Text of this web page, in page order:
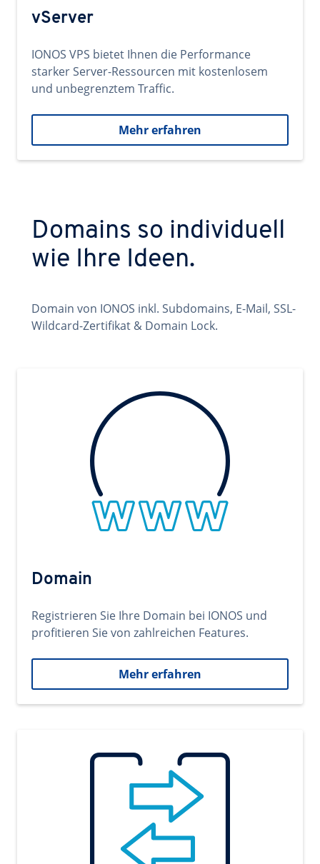
vServer
IONOS VPS bietet Ihnen die Performance
starker Server-Ressourcen mit kostenlosem
und unbegrenztem Traffic.
Mehr erfahren
Domains so individuell
wie Ihre Ideen.
Domain von IONOS inkl. Subdomains, E-Mail, SSL-
Wildcard-Zertifikat & Domain Lock.
Domain
Registrieren Sie Ihre Domain bei IONOS und
profitieren Sie von zahlreichen Features.
Mehr erfahren